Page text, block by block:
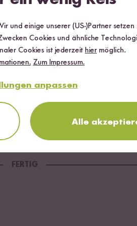
Tomaten übergießen und gut verrühren.
lassen.
geschnittenen Lauchzwiebeln,
Granatapfel Creme darüber
FERTIG
und einige unserer (US-)Partner
Cookies und ähnliche
Cookies ist jederzeit hier möglich.
Zum Impressum.
anpassen
Alle